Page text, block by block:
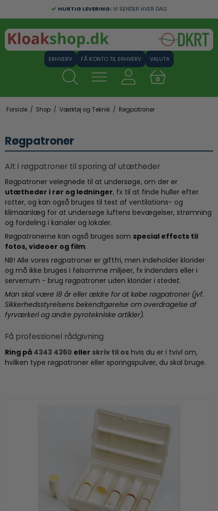
HURTIG LEVERING:VI SENDER HVER DAG
FÅ KONTO TIL ERHVERV VALUTA
0
Forside / Shop / Værktøj og Teknik / Røgpatroner
Røgpatroner
Alt i røgpatroner til sporing af utætheder
Røgpatroner velegnede til at undersøge, om der er
utætheder i rør og ledninger, fx til at finde huller efter
rotter, og kan også bruges til test af ventilations- og
klimaanlæg for at undersøge luftens bevægelser, strømning
og fordeling i kanaler og lokaler.
Røgpatronerne kan også bruges som special effects til
fotos, videoer og film.
NB! Alle vores røgpatroner er giftfri, men indeholder klorider
og må ikke bruges i følsomme miljøer, fx indendørs eller i
serverrum - brug røgpatroner uden klorider i stedet.
Man skal være 18 år eller ældre for at købe røgpatroner (jvf.
Sikkerhedsstyrelsens bekendtgørelse om overdragelse af
fyrværkeri og andre pyrotekniske artikler).
Få professionel rådgivning
Ring på 4343 4360 eller skriv til os hvis du er i tvivl om,
hvilken type røgpatroner eller sporingspulver, du skal bruge.